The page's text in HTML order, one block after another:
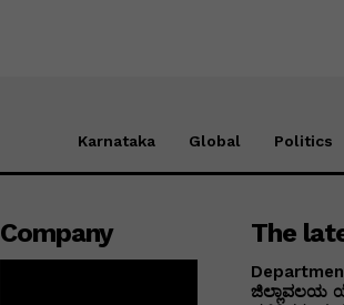
Karnataka Global Politics
Company The
ಜಿಲ್ಲಾವಲಯ